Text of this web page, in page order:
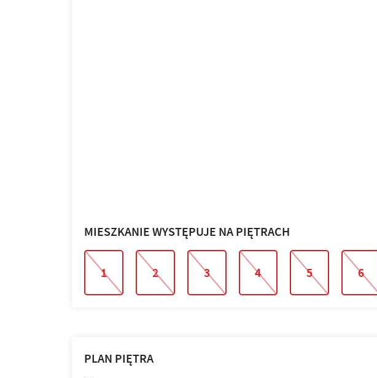
MIESZKANIE WYSTĘPUJE NA PIĘTRACH
1 2 3 4 5 6
PLAN PIĘTRA